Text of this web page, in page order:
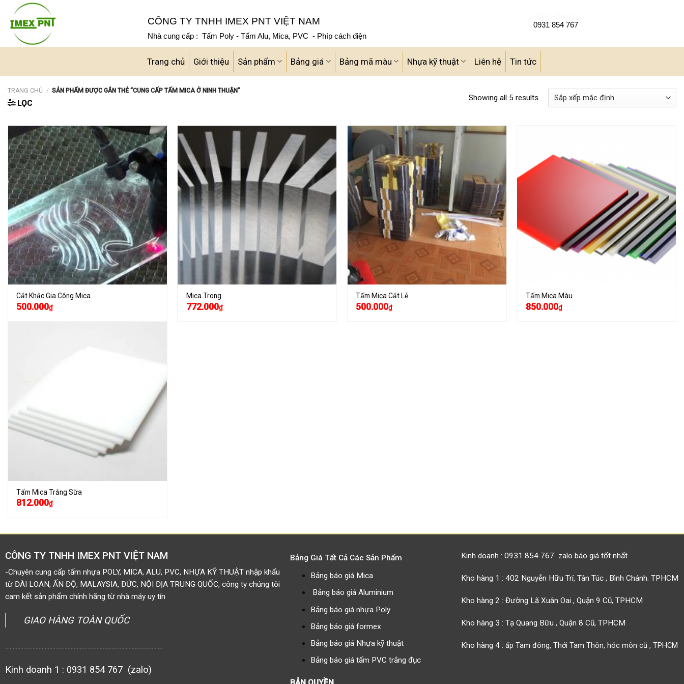
content
CÔNG TY TNHH IMEX PNT VIỆT NAM
Nhà cung cấp : Tấm Poly - Tấm Alu, Mica, PVC - Phíp cách điện
0931 854 767
Trang chủ Giới thiệu Sản phẩm Bảng giá Bảng mã màu Nhựa kỹ thuật Liên hệ Tin tức
TRANG CHỦ / SẢN PHẨM ĐƯỢC GẮN THẺ “CUNG CẤP TẤM MICA Ở NINH THUẬN”
LỌC
Showing all 5 results
Cắt Khắc Gia Công Mica
500.000₫
Mica Trong
772.000₫
Tấm Mica Cắt Lẻ
500.000₫
Tấm Mica Màu
850.000₫
Tấm Mica Trắng Sữa
812.000₫
CÔNG TY TNHH IMEX PNT VIỆT NAM
-Chuyên cung cấp tấm nhựa POLY, MICA, ALU, PVC, NHỰA KỸ THUẬT nhập khẩu
từ ĐÀI LOAN, ẤN ĐỘ, MALAYSIA, ĐỨC, NỘI ĐỊA TRUNG QUỐC, công ty chúng tôi
cam kết sản phẩm chính hãng từ nhà máy uy tín
GIAO HÀNG TOÀN QUỐC
.......................................................................................................
Kinh doanh 1 : 0931 854 767 (zalo)
Bảng Giá Tất Cả Các Sản Phẩm
Bảng báo giá Mica
Bảng báo giá Aluminium
Bảng báo giá nhựa Poly
Bảng báo giá formex
Bảng báo giá Nhựa kỹ thuật
Bảng báo giá tấm PVC trắng đục
Kinh doanh : 0931 854 767 zalo báo giá tốt nhất
Kho hàng 1 : 402 Nguyễn Hữu Trí, Tân Túc , Bình Chánh. TPHCM
Kho hàng 2 : Đường Lã Xuân Oai , Quận 9 Cũ, TPHCM
Kho hàng 3 : Tạ Quang Bữu , Quận 8 Cũ, TPHCM
Kho hàng 4 : ấp Tam đông, Thới Tam Thôn, hóc môn cũ , TPHCM